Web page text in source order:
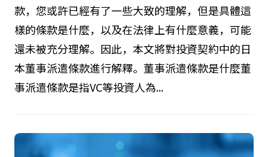
款，您或許已經有了一些大致的理解，但是具體這
樣的條款是什麼，以及在法律上有什麼意義，可能
還未被充分理解。因此，本文將對投資契約中的日
本董事派遣條款進行解釋。董事派遣條款是什麼董
事派遣條款是指VC等投資人為...